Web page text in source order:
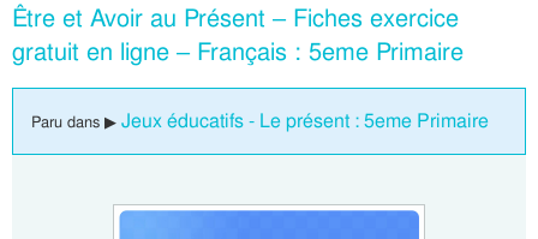
Être et Avoir au Présent – Fiches exercice
gratuit en ligne – Français : 5eme Primaire
Paru dans ▶ Jeux éducatifs - Le présent : 5eme Primaire